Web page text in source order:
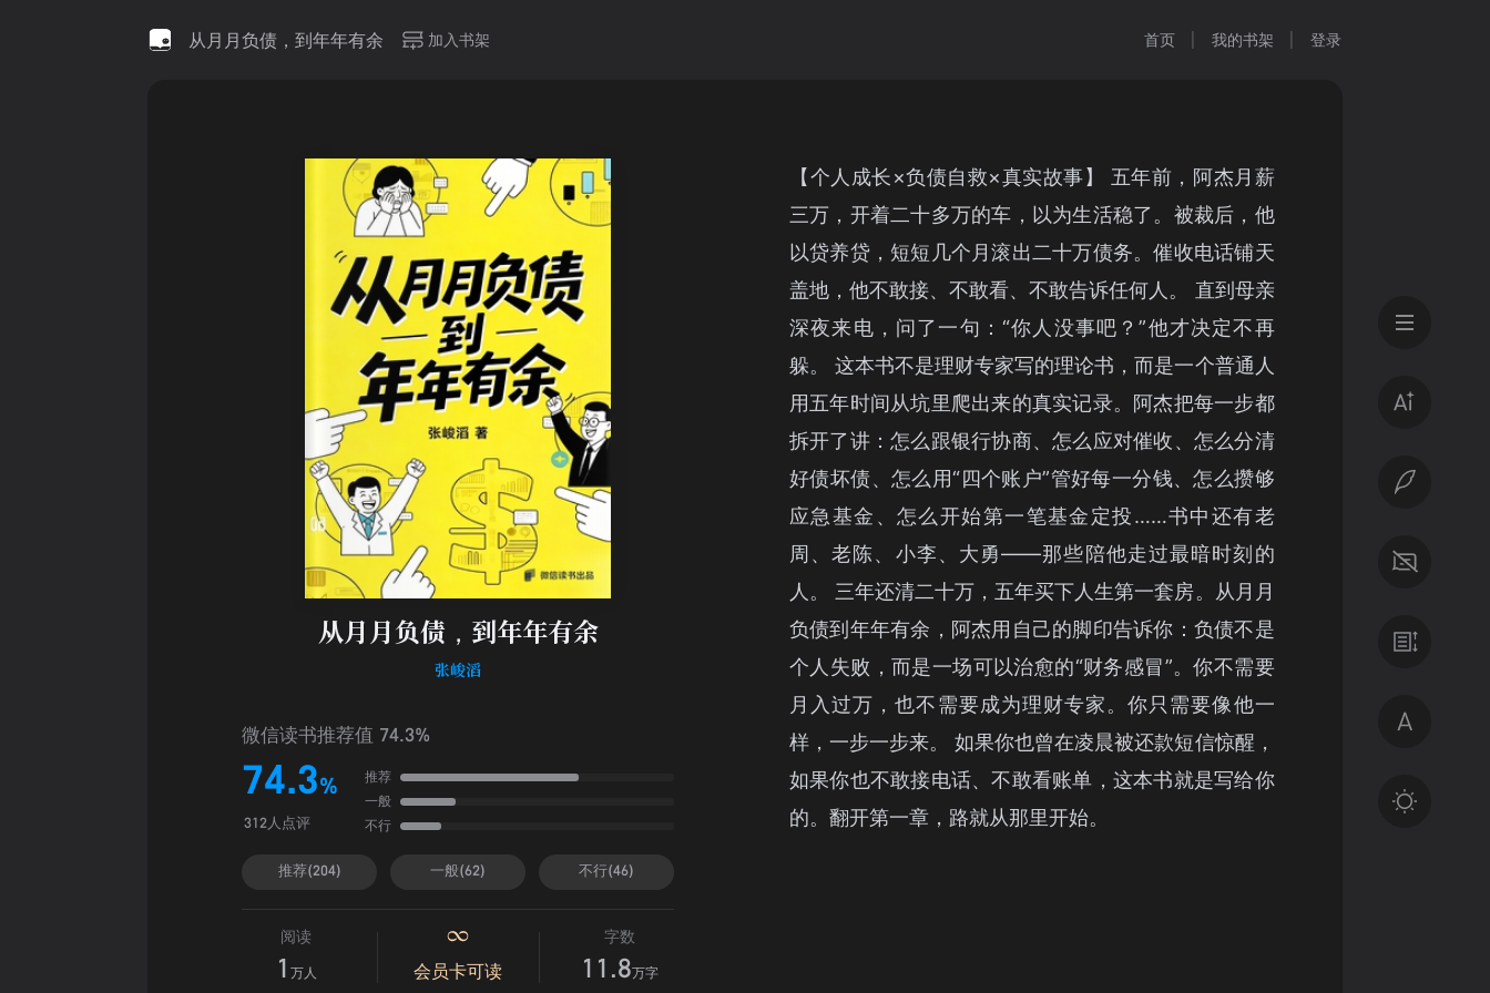
从月月负债，到年年有余 加入书架 首页 我的书架 登录
从月月负债，到年年有余
张峻滔
微信读书推荐值 74.3%
74.3%
312人点评
推荐
一般
不行
推荐(204) 一般(62) 不行(46)
阅读
1 万人 会员卡可读
字数
11.8万字
【个人成长×负债自救×真实故事】 五年前，阿杰月薪
三万，开着二十多万的车，以为生活稳了。被裁后，他
以贷养贷，短短几个月滚出二十万债务。催收电话铺天
盖地，他不敢接、不敢看、不敢告诉任何人。 直到母亲
深夜来电，问了一句：“你人没事吧？”他才决定不再
躲。 这本书不是理财专家写的理论书，而是一个普通人
用五年时间从坑里爬出来的真实记录。阿杰把每一步都
拆开了讲：怎么跟银行协商、怎么应对催收、怎么分清
好债坏债、怎么用“四个账户”管好每一分钱、怎么攒够
应急基金、怎么开始第一笔基金定投……书中还有老
周、老陈、小李、大勇——那些陪他走过最暗时刻的
人。 三年还清二十万，五年买下人生第一套房。从月月
负债到年年有余，阿杰用自己的脚印告诉你：负债不是
个人失败，而是一场可以治愈的“财务感冒”。你不需要
月入过万，也不需要成为理财专家。你只需要像他一
样，一步一步来。 如果你也曾在凌晨被还款短信惊醒，
如果你也不敢接电话、不敢看账单，这本书就是写给你
的。翻开第一章，路就从那里开始。